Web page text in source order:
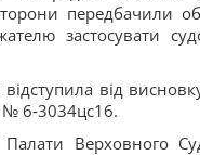
передбачили
застосувати
від
№ 6‑3034цс16.
Палати Верховного